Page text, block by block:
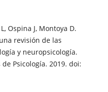
Ospina J, Montoya D.
revisión de las
y neuropsicología.
Psicología. 2019. doi: